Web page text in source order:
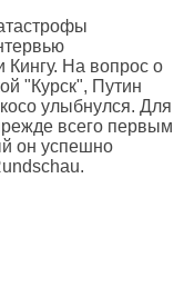
На вопрос о
"Курск", Путин
улыбнулся. Для
всего первым
он успешно